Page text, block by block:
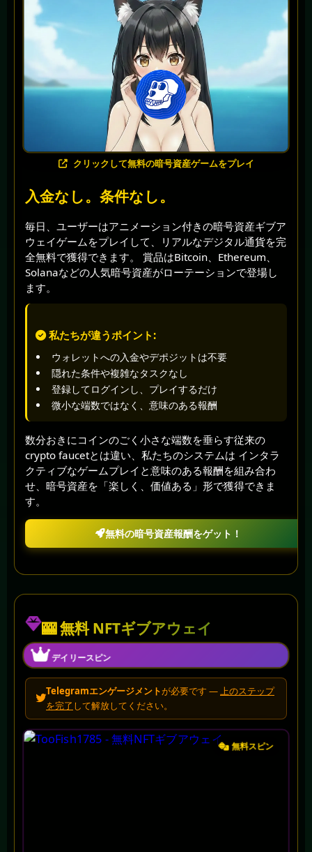
クリックして無料の暗号資産ゲームをプレイ
入金なし。条件なし。
毎日、ユーザーはアニメーション付きの暗号資産ギブア
ウェイゲームをプレイして、リアルなデジタル通貨を完
全無料で獲得できます。 賞品はBitcoin、Ethereum、
Solanaなどの人気暗号資産がローテーションで登場し
ます。
私たちが違うポイント:
ウォレットへの入金やデポジットは不要
隠れた条件や複雑なタスクなし
登録してログインし、プレイするだけ
微小な端数ではなく、意味のある報酬
数分おきにコインのごく小さな端数を垂らす従来の
crypto faucetとは違い、私たちのシステムは インタラ
クティブなゲームプレイと意味のある報酬を組み合わ
せ、暗号資産を「楽しく、価値ある」形で獲得できま
す。
無料の暗号資産報酬をゲット！
🎰 無料 NFTギブアウェイ
デイリースピン
Telegramエンゲージメントが必要です —上のステップ
を完了 して解放してください。
無料スピン